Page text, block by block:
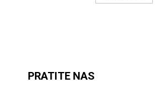
PRATITE NAS